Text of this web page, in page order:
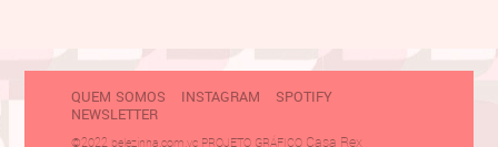
QUEM SOMOS INSTAGRAM
SPOTIFY
NEWSLETTER
©2022 belezinha.com.vc PROJETO GRÁFICO Casa Rex